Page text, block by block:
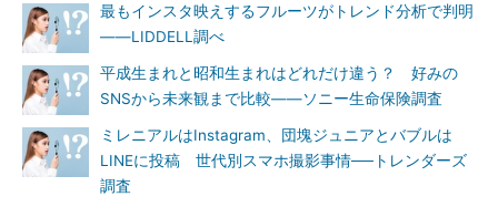
最もインスタ映えするフルーツがトレンド分析で判明
――LIDDELL調べ
平成生まれと昭和生まれはどれだけ違う？ 好みの
SNSから未来観まで比較――ソニー生命保険調査
ミレニアルはInstagram、団塊ジュニアとバブルは
LINEに投稿 世代別スマホ撮影事情──トレンダーズ
調査